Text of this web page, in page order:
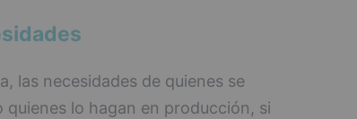
las necesidades de quienes se
lo hagan en producción, si